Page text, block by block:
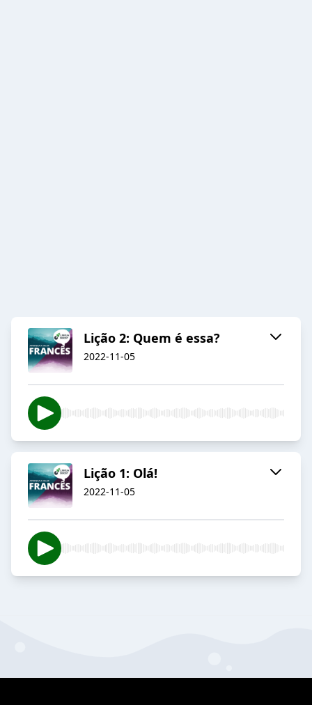
Lição 2: Quem é essa?
2022-11-05
Lição 1: Olá!
2022-11-05